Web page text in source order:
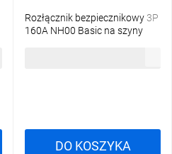
Rozłącznik bezpiecznikowy 3P
160A NH00 Basic na szyny
DO KOSZYKA